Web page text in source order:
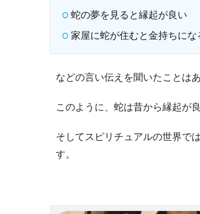
蛇の夢を見ると縁起が良い
家屋に蛇が住むと金持ちにな
などの言い伝えを聞いたことは
このように、蛇は昔から縁起が
そしてスピリチュアルの世界で
す。